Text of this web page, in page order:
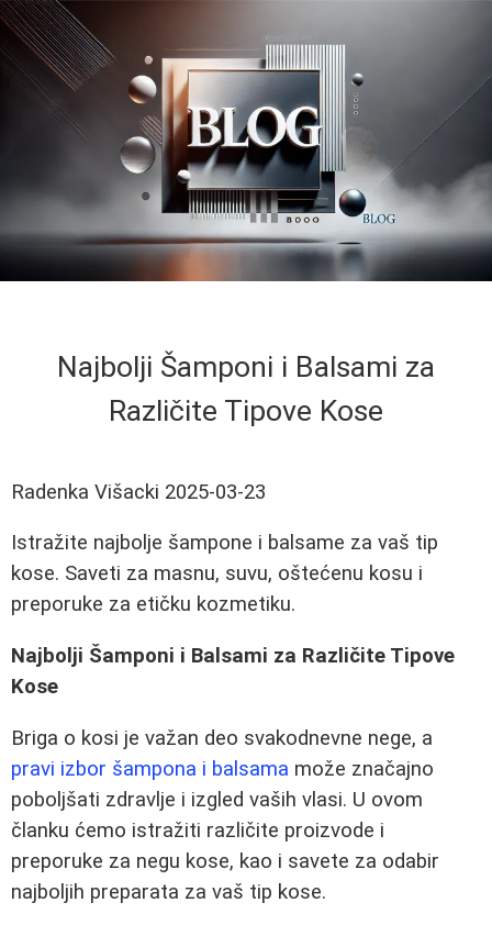
Najbolji Šamponi i Balsami za
Različite Tipove Kose
Radenka Višacki 2025-03-23
Istražite najbolje šampone i balsame za vaš tip
kose. Saveti za masnu, suvu, oštećenu kosu i
preporuke za etičku kozmetiku.
Najbolji Šamponi i Balsami za Različite Tipove
Kose
Briga o kosi je važan deo svakodnevne nege, a
pravi izbor šampona i balsama može značajno
poboljšati zdravlje i izgled vaših vlasi. U ovom
članku ćemo istražiti različite proizvode i
preporuke za negu kose, kao i savete za odabir
najboljih preparata za vaš tip kose.